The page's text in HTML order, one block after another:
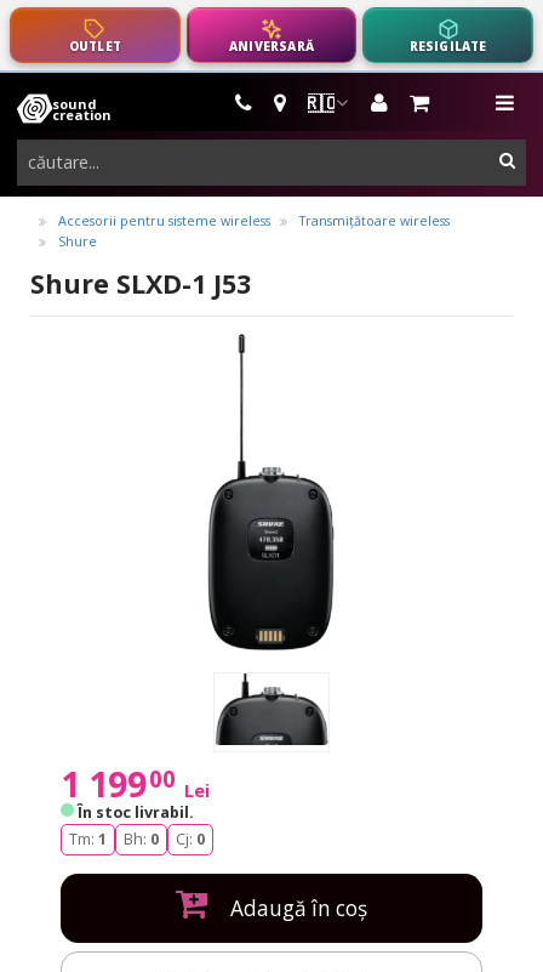
OUTLET ANIVERSARĂ RESIGILATE
🇷🇴
sound
creation
instrumente
muzicale,
echipamente
pro-
audio
Accesorii pentru sisteme wireless
Transmițătoare wireless
Shure
Shure SLXD-1 J53
1 19900 Lei
În stoc livrabil.
Tm: 1 Bh: 0 Cj: 0
Adaugă în coș